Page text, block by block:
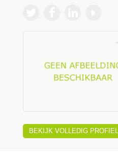
BEKIJK VOLLEDIG PROFIEL